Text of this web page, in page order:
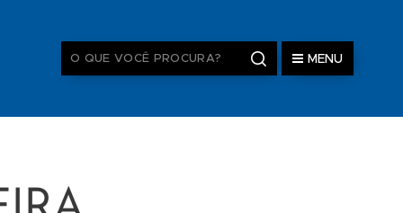
MENU